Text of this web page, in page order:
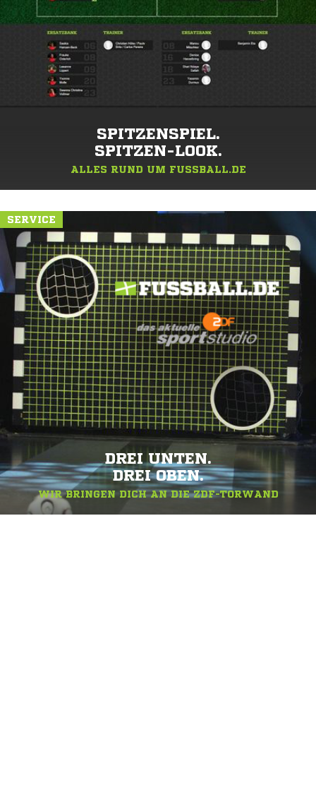
SPITZENSPIEL.
SPITZEN-LOOK.
ALLES RUND UM FUSSBALL.DE
SERVICE
DREI UNTEN.
DREI OBEN.
WIR BRINGEN DICH AN DIE ZDF-TORWAND